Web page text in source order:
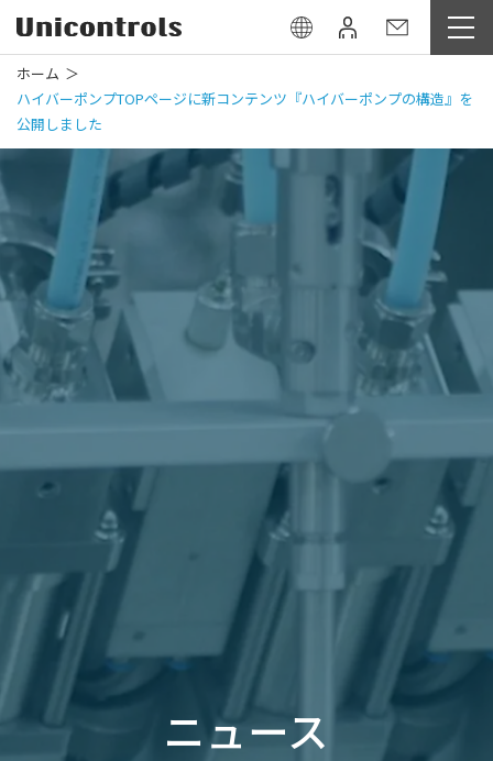
ホーム
ハイバーポンプTOPページに新コンテンツ『ハイバーポンプの構造』を
公開しました
ニュース